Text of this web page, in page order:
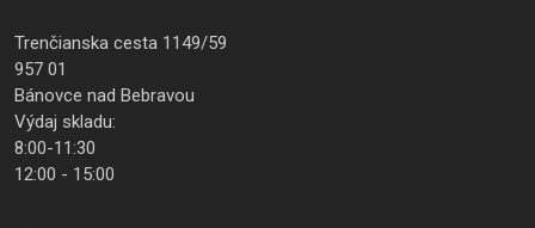
Trenčianska cesta 1149/59
957 01
Bánovce nad Bebravou
Výdaj skladu:
8:00-11:30
12:00 - 15:00